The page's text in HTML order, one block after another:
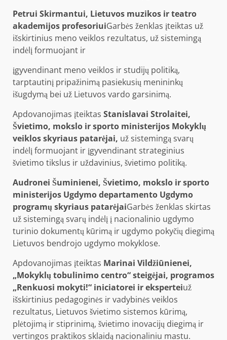
Petrui Skirmantui, Lietuvos muzikos ir teatro
akademijos profesoriuiGarbės ženklas įteiktas už
išskirtinius meno veiklos rezultatus, už sistemingą
indėlį formuojant ir
įgyvendinant meno veiklos ir studijų politiką,
tarptautinį pripažinimą pasiekusių menininkų
išugdymą bei už Lietuvos vardo garsinimą.
Apdovanojimas įteiktas Stanislavai Strolaitei,
Švietimo, mokslo ir sporto ministerijos Mokyklų
veiklos skyriaus patarėjai, už sistemingą svarų
indėlį formuojant ir įgyvendinant strateginius
švietimo tikslus ir uždavinius, švietimo politiką.
Audronei Šuminienei, Švietimo, mokslo ir sporto
ministerijos Ugdymo departamento Ugdymo
programų skyriaus patarėjaiGarbės ženklas skirtas
už sistemingą svarų indėlį į nacionalinio ugdymo
turinio dokumentų kūrimą ir ugdymo pokyčių diegimą
Lietuvos bendrojo ugdymo mokyklose.
Apdovanojimas įteiktas Marinai Vildžiūnienei,
„Mokyklų tobulinimo centro“ steigėjai, programos
„Renkuosi mokyti!“ iniciatorei ir eksperteiuž
išskirtinius pedagoginės ir vadybinės veiklos
rezultatus, Lietuvos švietimo sistemos kūrimą,
plėtojimą ir stiprinimą, švietimo inovacijų diegimą ir
vertingos praktikos sklaidą nacionaliniu mastu.